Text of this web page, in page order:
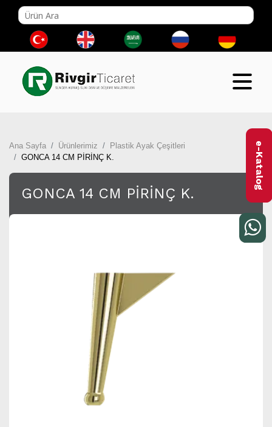
Ana Sayfa Ürünlerimiz
Plastik Ayak Çeşitleri
GONCA 14 CM PİRİNÇ K.
GONCA 14 CM PİRİNÇ K.
e-Katalog